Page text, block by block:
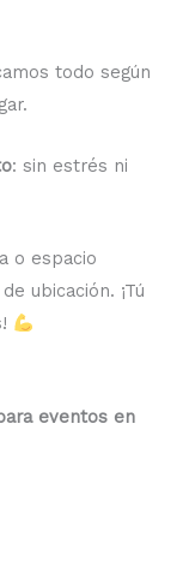
todo según
: sin estrés ni
o espacio
ubicación. ¡Tú
eventos en